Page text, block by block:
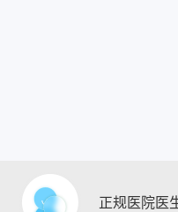
正规医院医